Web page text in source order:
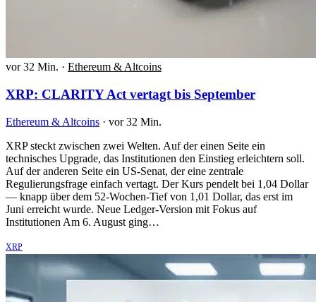
vor 32 Min. · Ethereum & Altcoins
XRP: CLARITY Act vertagt bis September
Ethereum & Altcoins · vor 32 Min.
XRP steckt zwischen zwei Welten. Auf der einen Seite ein
technisches Upgrade, das Institutionen den Einstieg erleichtern soll.
Auf der anderen Seite ein US-Senat, der eine zentrale
Regulierungsfrage einfach vertagt. Der Kurs pendelt bei 1,04 Dollar
— knapp über dem 52-Wochen-Tief von 1,01 Dollar, das erst im
Juni erreicht wurde. Neue Ledger-Version mit Fokus auf
Institutionen Am 6. August ging…
XRP